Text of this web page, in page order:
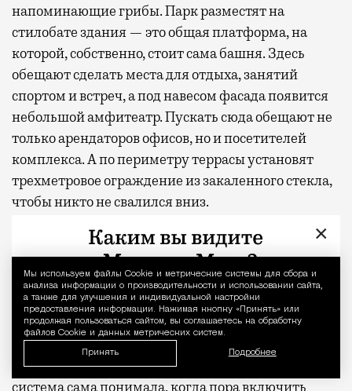
Уведомление
Мы используем файлы Сookie и метрические системы для сбора и
анализа информации о производительности и использовании сайта,
а также для улучшения и индивидуальной настройки
предоставления информации. Нажимая кнопку «Принять» или
продолжая пользоваться сайтом, вы соглашаетесь на обработку
файлов Cookie и данных метрических систем.
Принять Подробнее
напоминающие грибы. Парк разместят на
стилобате здания — это общая платформа, на
которой, собственно, стоит сама башня. Здесь
обещают сделать места для отдыха, занятий
спортом и встреч, а под навесом фасада появится
небольшой амфитеатр. Пускать сюда обещают не
только арендаторов офисов, но и посетителей
комплекса. А по периметру террасы установят
трехметровое ограждение из закаленного стекла,
чтобы никто не свалился вниз.
Растения подберут такие, чтобы они переносили
жизнь на высоте. А там не только ветер и палящее
солнце, но и жар, который отражается от
стеклянных фасадов соседних небоскребов. За
состоянием сада будет следить автоматика:
датчики будут измерять влажность и кислотность
почвы и контролировать рост растений, чтобы
система сама понимала, когда пора включить
×